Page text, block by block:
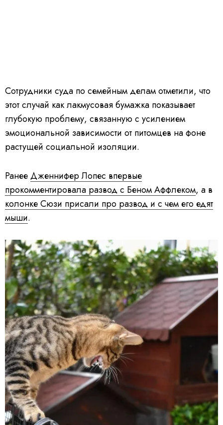
Сотрудники суда по семейным делам отметили, что
этот случай как лакмусовая бумажка показывает
глубокую проблему, связанную с усилением
эмоциональной зависимости от питомцев на фоне
растущей социальной изоляции.
РанееДженнифер Лопес впервые
прокомментировала развод с Беном Аффлеком, а в
колонке Сюзи присали про развод и с чем его едят
мыши.